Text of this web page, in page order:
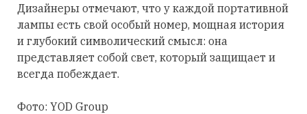
Дизайнеры отмечают, что у каждой портативной
лампы есть свой особый номер, мощная история
и глубокий символический смысл: она
представляет собой свет, который защищает и
всегда побеждает.
Фото: YOD Group